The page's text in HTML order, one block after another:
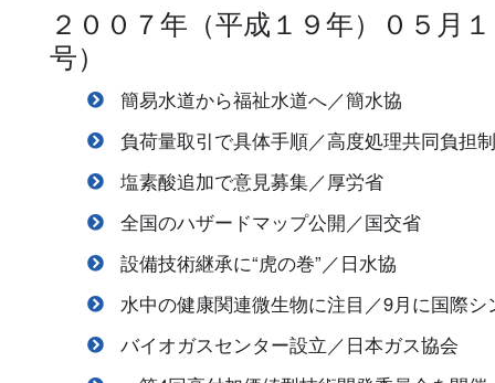
２００７年（平成１９年）０５月
号）
簡易水道から福祉水道へ／簡水協
負荷量取引で具体手順／高度処理共同負担
塩素酸追加で意見募集／厚労省
全国のハザードマップ公開／国交省
設備技術継承に“虎の巻”／日水協
水中の健康関連微生物に注目／9月に国際シ
バイオガスセンター設立／日本ガス協会